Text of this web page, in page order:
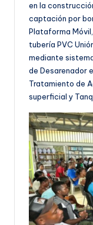
en la
captación por
Plataforma
tubería PVC
mediante
de Desarenador
Tratamiento de
superficial y